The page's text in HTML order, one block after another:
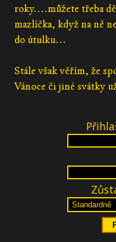
roky....můžete třeba
mazlíčka, když na ně
do útulku...
Stále však věřím, že
Vánoce či jiné svátky